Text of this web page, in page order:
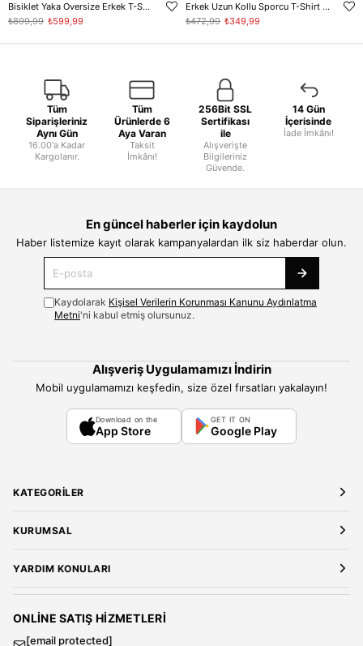
Bisiklet Yaka Oversize Erkek T-Shirt - Lacivert
₺599,99
₺899,99
Erkek Uzun Kollu Sporcu T-Shirt - Gri
₺349,99
₺472,99
Tüm
Siparişleriniz
Aynı Gün
16.00'a Kadar
Kargolanır.
Tüm
Ürünlerde 6
Aya Varan
Taksit
İmkânı!
256Bit SSL
Sertifikası
ile
Alışverişte
Bilgileriniz
Güvende.
14 Gün
İçerisinde
İade İmkânı!
En güncel haberler için kaydolun
Haber listemize kayıt olarak kampanyalardan ilk siz haberdar olun.
Kaydolarak Kişisel Verilerin Korunması Kanunu Aydınlatma
Metni'ni kabul etmiş olursunuz.
Alışveriş Uygulamamızı İndirin
Mobil uygulamamızı keşfedin, size özel fırsatları yakalayın!
Download on the
App Store
GET IT ON
Google Play
KATEGORILER
Bluz
Gömlek
T-Shirt
KURUMSAL
Mağazalarımız
Gizlilik ve Güvenlik
YARDIM KONULARI
Üyelik Sözleşmesi
Kargo ve Teslimat
Satış Sözleşmesi
ONLINE SATIŞ HIZMETLERI
[email protected]